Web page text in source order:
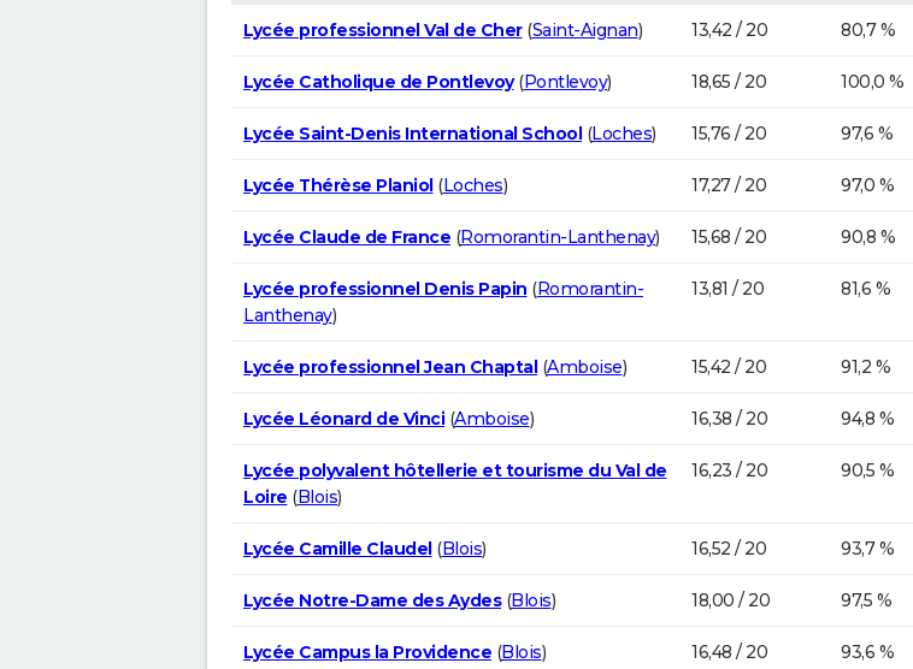
Lycée professionnel Val de Cher(Saint-Aignan) 13,42 / 20 80,7 %
Lycée Catholique de Pontlevoy(Pontlevoy) 18,65 / 20 100,0 %
Lycée Saint-Denis International School(Loches) 15,76 / 20 97,6 %
Lycée Thérèse Planiol(Loches) 17,27 / 20 97,0 %
Lycée Claude de France (Romorantin-Lanthenay) 15,68 / 20 90,8 %
Lycée professionnel Denis Papin (Romorantin-
Lanthenay)
13,81 / 20 81,6 %
Lycée professionnel Jean Chaptal(Amboise) 15,42 / 20 91,2 %
Lycée Léonard de Vinci(Amboise) 16,38 / 20 94,8 %
Lycée polyvalent hôtellerie et tourisme du Val de
Loire (Blois)
16,23 / 20 90,5 %
Lycée Camille Claudel(Blois) 16,52 / 20 93,7 %
Lycée Notre-Dame des Aydes(Blois) 18,00 / 20 97,5 %
Lycée Campus la Providence (Blois) 16,48 / 20 93,6 %